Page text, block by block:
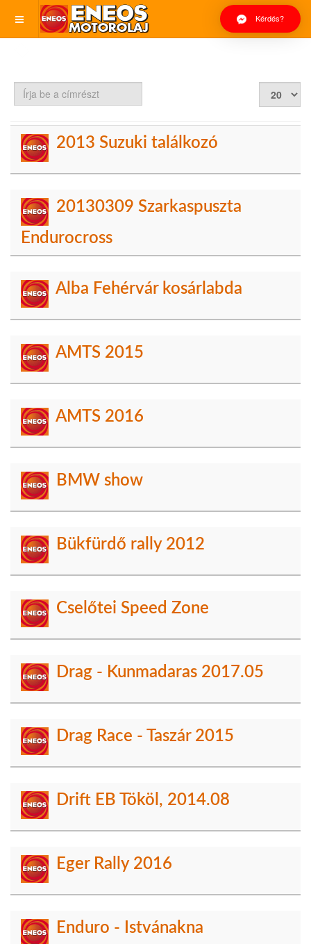
Kérdés?
Írja
a
2013 Suzuki találkozó
20130309 Szarkaspuszta
Endurocross
Alba Fehérvár kosárlabda
AMTS 2015
AMTS 2016
BMW show
Bükfürdő rally 2012
Cselőtei Speed Zone
Drag - Kunmadaras 2017.05
Drag Race - Taszár 2015
Drift EB Tököl, 2014.08
Eger Rally 2016
Enduro - Istvánakna